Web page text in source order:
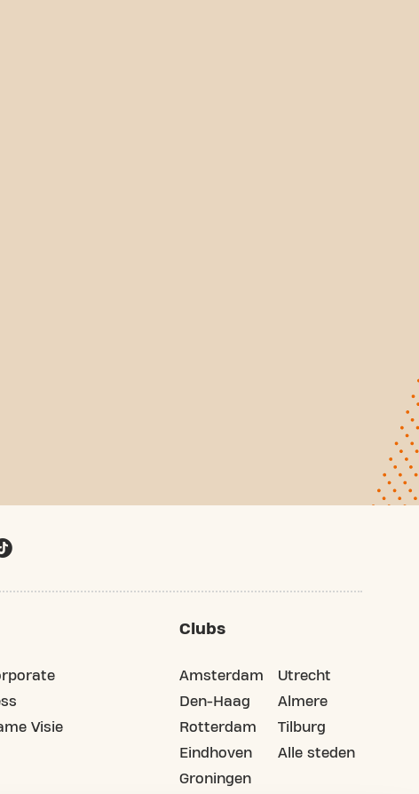
Visie
Clubs
Amsterdam
Den-Haag
Rotterdam
Eindhoven
Groningen
Utrecht
Almere
Tilburg
Alle steden